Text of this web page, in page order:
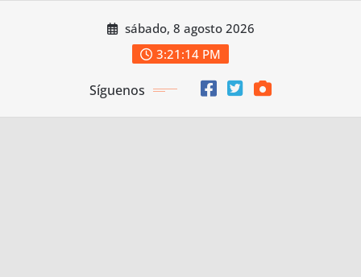
sábado, 8 agosto 2026
3:21:16 PM
Síguenos